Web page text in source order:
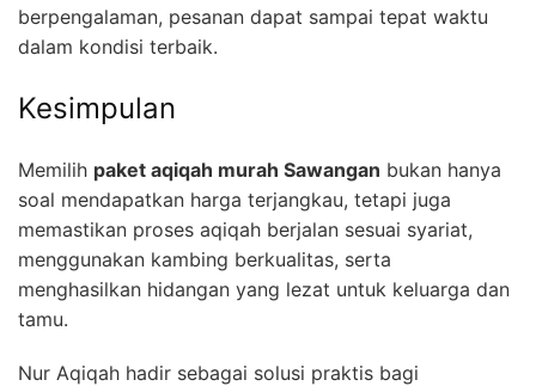
berpengalaman, pesanan dapat sampai tepat waktu
dalam kondisi terbaik.
Kesimpulan
Memilih paket aqiqah murah Sawangan bukan hanya
soal mendapatkan harga terjangkau, tetapi juga
memastikan proses aqiqah berjalan sesuai syariat,
menggunakan kambing berkualitas, serta
menghasilkan hidangan yang lezat untuk keluarga dan
tamu.
Nur Aqiqah hadir sebagai solusi praktis bagi